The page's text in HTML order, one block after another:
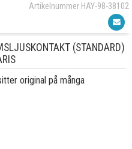
Artikelnummer HAY-98-38102
(STANDARD)
original på många